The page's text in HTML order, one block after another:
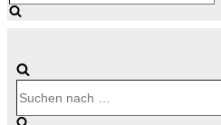
nach …